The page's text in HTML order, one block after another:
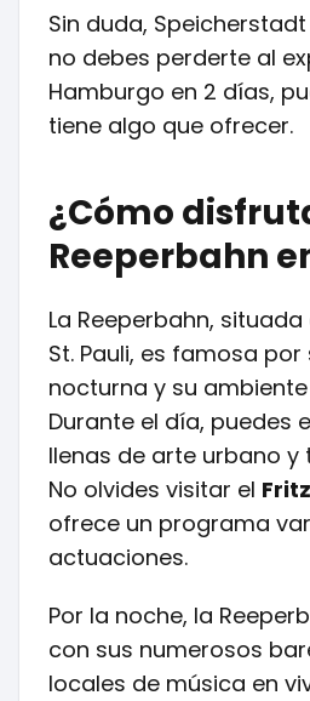
Sin duda,
no debes perderte al
Hamburgo en 2 días,
tiene algo que ofrecer.
¿Cómo
Reeperbahn
La Reeperbahn,
St. Pauli, es famosa
nocturna y su
Durante el día, puedes
llenas de arte urbano y
No olvides visitar el
ofrece un programa
actuaciones.
Por la noche, la
con sus numerosos
locales de música en